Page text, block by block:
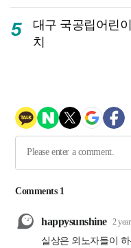
5
대구 국공립어린
치